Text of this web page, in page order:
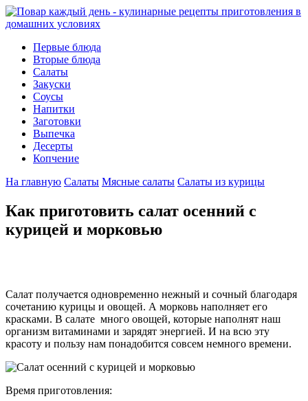
Первые блюда
Вторые блюда
Салаты
Закуски
Соусы
Напитки
Заготовки
Выпечка
Десерты
Копчение
На главную Салаты Мясные салаты Салаты из курицы
Как приготовить салат осенний с
курицей и морковью
Салат получается одновременно нежный и сочный благодаря
сочетанию курицы и овощей. А морковь наполняет его
красками. В салате много овощей, которые наполнят наш
организм витаминами и зарядят энергией. И на всю эту
красоту и пользу нам понадобится совсем немного времени.
Время приготовления: